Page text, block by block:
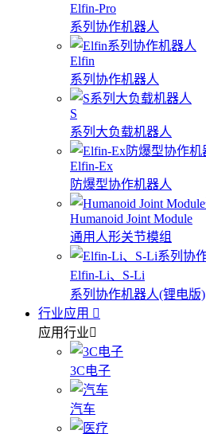
Elfin-Pro
系列协作机器人
Elfin
系列协作机器人
S
系列大负载机器人
Elfin-Ex
防爆型协作机器人
Humanoid Joint Module
通用人形关节模组
Elfin-Li、S-Li
系列协作机器人(锂电版)
行业应用
应用行业
3C电子
汽车